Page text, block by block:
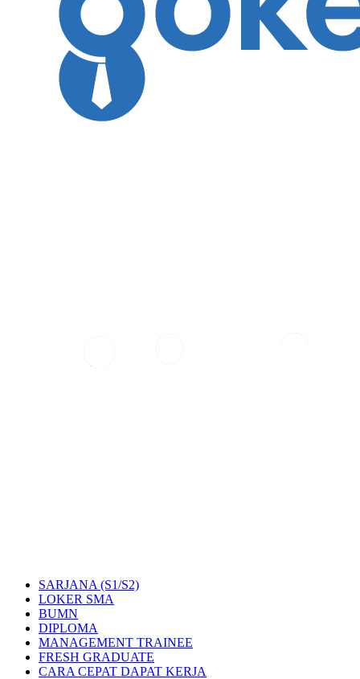
SARJANA (S1/S2)
LOKER SMA
BUMN
DIPLOMA
MANAGEMENT TRAINEE
FRESH GRADUATE
CARA CEPAT DAPAT KERJA